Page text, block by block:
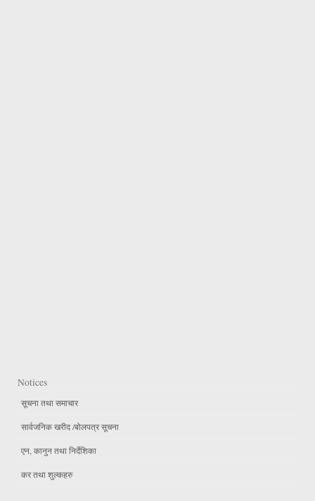
Notices
सूचना तथा समाचार
सार्वजनिक खरीद /बोलपत्र सूचना
एन, कानुन तथा निर्देशिका
कर तथा शुल्कहरु